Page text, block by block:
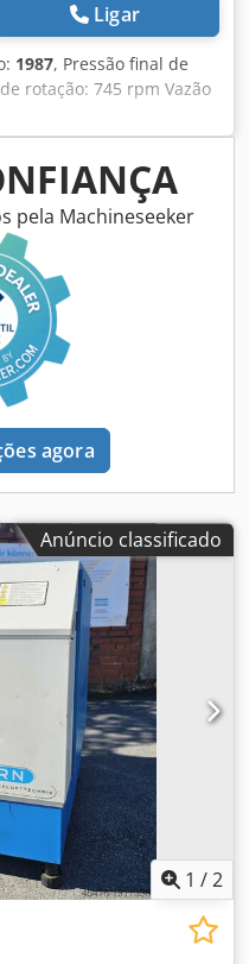
Ligar
1987, Pressão final de
rotação: 745 rpm Vazão
Aljxygblenek Potência
pela Machineseeker
agora
Anúncio classificado
1 /2